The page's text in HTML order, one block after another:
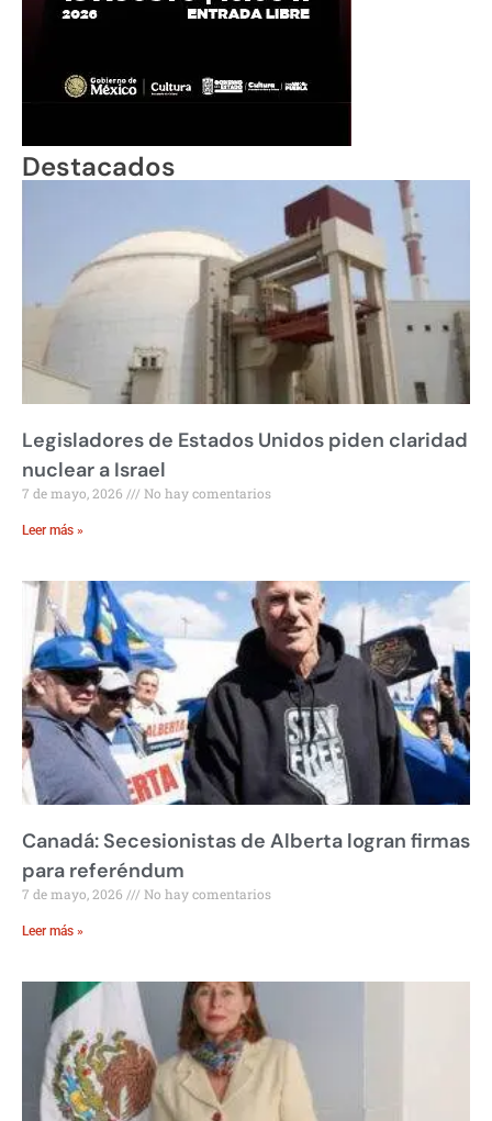
Destacados
Legisladores de Estados Unidos piden claridad
nuclear a Israel
7 de mayo, 2026 No hay comentarios
Leer más »
Canadá: Secesionistas de Alberta logran firmas
para referéndum
7 de mayo, 2026 No hay comentarios
Leer más »